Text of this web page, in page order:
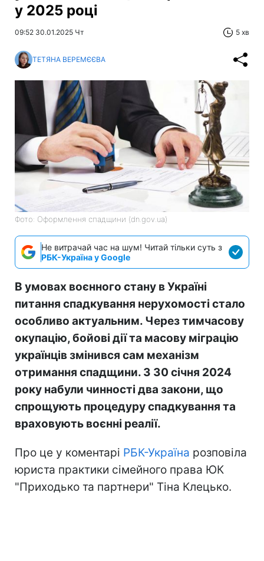
у 2025 році
09:52 30.01.2025 Чт 5 хв
ТЕТЯНА ВЕРЕМЄЄВА
Фото: Оформлення спадщини (dn.gov.ua)
Не витрачай час на шум! Читай тільки суть з
РБК-Україна у Google
В умовах воєнного стану в Україні
питання спадкування нерухомості стало
особливо актуальним. Через тимчасову
окупацію, бойові дії та масову міграцію
українців змінився сам механізм
отримання спадщини. З 30 січня 2024
року набули чинності два закони, що
спрощують процедуру спадкування та
враховують воєнні реалії.
Про це у коментарі РБК-Україна розповіла
юриста практики сімейного права ЮК
"Приходько та партнери" Тіна Клецько.